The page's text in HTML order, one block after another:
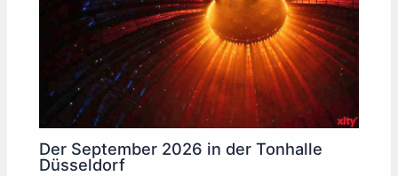
Der September 2026 in der Tonhalle
Düsseldorf